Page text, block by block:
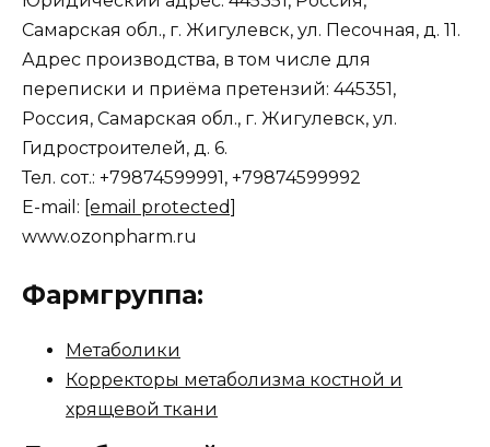
Самарская обл., г. Жигулевск, ул. Песочная, д. 11.
Адрес производства, в том числе для
переписки и приёма претензий: 445351,
Россия, Самарская обл., г. Жигулевск, ул.
Гидростроителей, д. 6.
Тел. сот.: +79874599991, +79874599992
E-mail: [email protected]
www.ozonpharm.ru
Фармгруппа:
Метаболики
Корректоры метаболизма костной и
хрящевой ткани